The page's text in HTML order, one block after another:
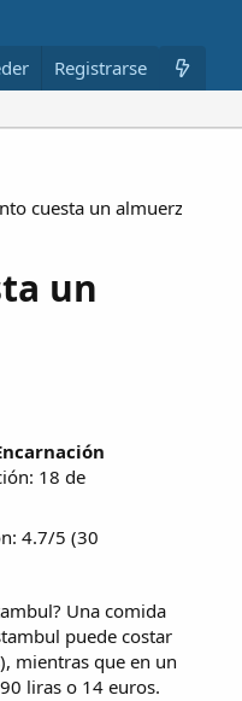
Miembros
Registrarse
cuesta un almuerzo en
un
18 de
4.7/5 (30
Una comida
puede costar
mientras que en un
liras o 14 euros.